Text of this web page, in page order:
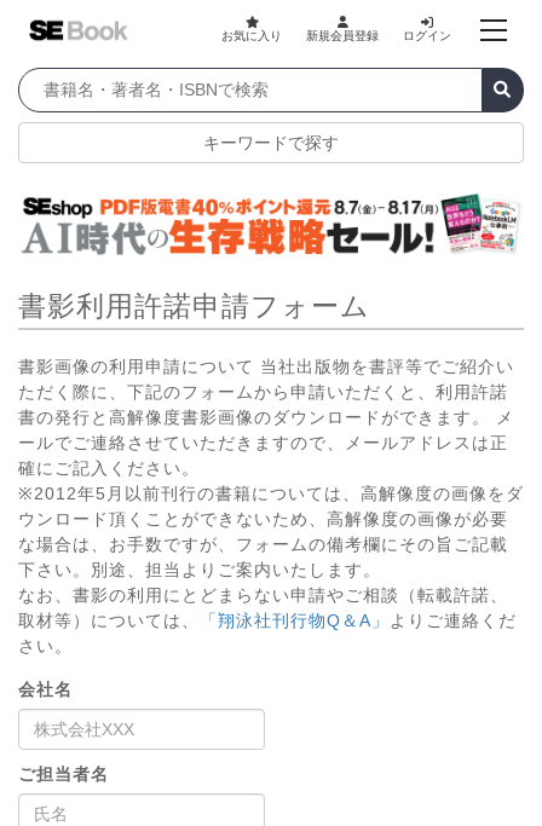
お気に入り 新規会員登録 ログイン
キーワードで探す
書影利用許諾申請フォーム
書影画像の利用申請について 当社出版物を書評等でご紹介い
ただく際に、下記のフォームから申請いただくと、利用許諾
書の発行と高解像度書影画像のダウンロードができます。 メ
ールでご連絡させていただきますので、メールアドレスは正
確にご記入ください。
※2012年5月以前刊行の書籍については、高解像度の画像をダ
ウンロード頂くことができないため、高解像度の画像が必要
な場合は、お手数ですが、フォームの備考欄にその旨ご記載
下さい。別途、担当よりご案内いたします。
なお、書影の利用にとどまらない申請やご相談（転載許諾、
取材等）については、
「翔泳社刊行物Q＆A」
よりご連絡くだ
さい。
会社名
ご担当者名